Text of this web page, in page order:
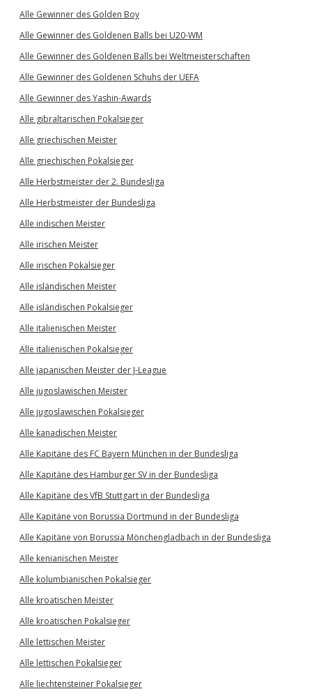
Alle Gewinner des Golden Boy
Alle Gewinner des Goldenen Balls bei U20-WM
Alle Gewinner des Goldenen Balls bei Weltmeisterschaften
Alle Gewinner des Goldenen Schuhs der UEFA
Alle Gewinner des Yashin-Awards
Alle gibraltarischen Pokalsieger
Alle griechischen Meister
Alle griechischen Pokalsieger
Alle Herbstmeister der 2. Bundesliga
Alle Herbstmeister der Bundesliga
Alle indischen Meister
Alle irischen Meister
Alle irischen Pokalsieger
Alle isländischen Meister
Alle isländischen Pokalsieger
Alle italienischen Meister
Alle italienischen Pokalsieger
Alle japanischen Meister der J-League
Alle jugoslawischen Meister
Alle jugoslawischen Pokalsieger
Alle kanadischen Meister
Alle Kapitäne des FC Bayern München in der Bundesliga
Alle Kapitäne des Hamburger SV in der Bundesliga
Alle Kapitäne des VfB Stuttgart in der Bundesliga
Alle Kapitäne von Borussia Dortmund in der Bundesliga
Alle Kapitäne von Borussia Mönchengladbach in der Bundesliga
Alle kenianischen Meister
Alle kolumbianischen Pokalsieger
Alle kroatischen Meister
Alle kroatischen Pokalsieger
Alle lettischen Meister
Alle lettischen Pokalsieger
Alle liechtensteiner Pokalsieger